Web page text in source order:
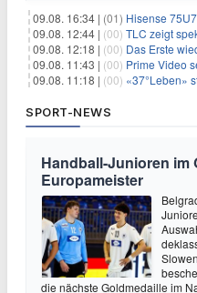
09.08. 16:34 | (01) Hisense
09.08. 12:44 | (00) TLC zeigt
09.08. 12:18 | (00) Das Erste
09.08. 11:43 | (00) Prime Video
09.08. 11:18 | (00) «37°Leben»
SPORT-NEWS
Handball-Junioren im
Europameister
die nächste Goldmedaille im